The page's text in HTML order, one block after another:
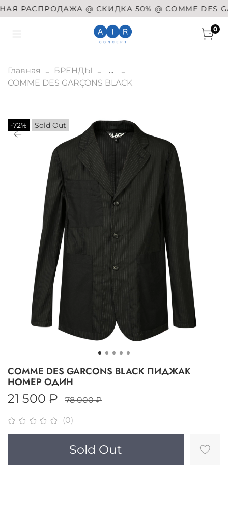
@ СКИДКА 50% @ COMME DES
0
Главная БРЕНДЫ
...
COMME DES GARÇONS BLACK
-72% Sold Out
(0)
COMME DES GARCONS BLACK ПИДЖАК
НОМЕР ОДИН
21 500 ₽ 78 000 ₽
Sold Out